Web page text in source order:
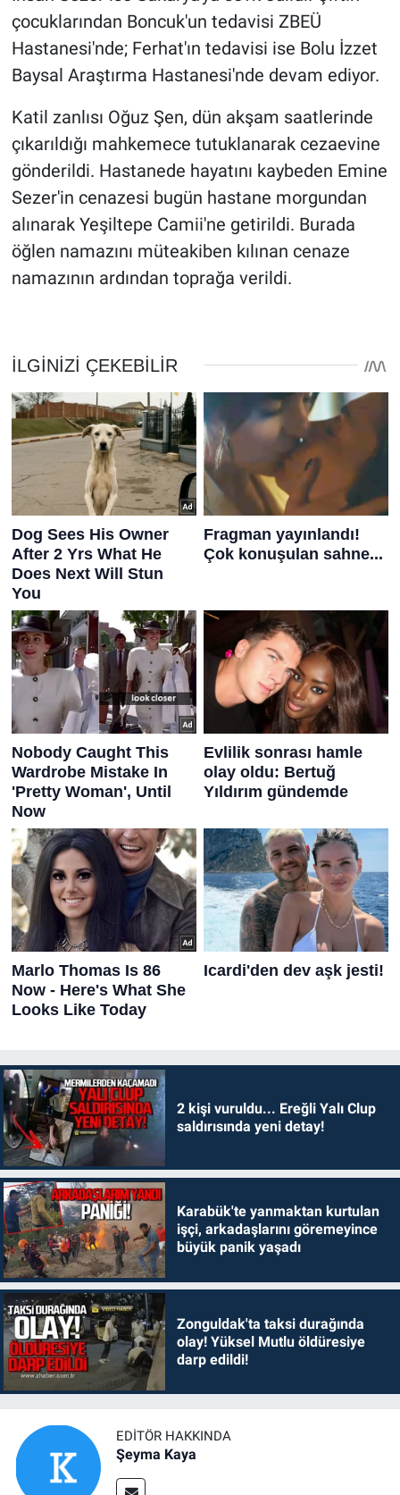
çocuklarından Boncuk'un tedavisi ZBEÜ
Hastanesi'nde; Ferhat'ın tedavisi ise Bolu İzzet
Baysal Araştırma Hastanesi'nde devam ediyor.
Katil zanlısı Oğuz Şen, dün akşam saatlerinde
çıkarıldığı mahkemece tutuklanarak cezaevine
gönderildi. Hastanede hayatını kaybeden Emine
Sezer'in cenazesi bugün hastane morgundan
alınarak Yeşiltepe Camii'ne getirildi. Burada
öğlen namazını müteakiben kılınan cenaze
namazının ardından toprağa verildi.
2 kişi vuruldu... Ereğli Yalı Clup
saldırısında yeni detay!
Karabük'te yanmaktan kurtulan
işçi, arkadaşlarını göremeyince
büyük panik yaşadı
Zonguldak'ta taksi durağında
olay! Yüksel Mutlu öldüresiye
darp edildi!
EDITÖR HAKKINDA
Şeyma Kaya